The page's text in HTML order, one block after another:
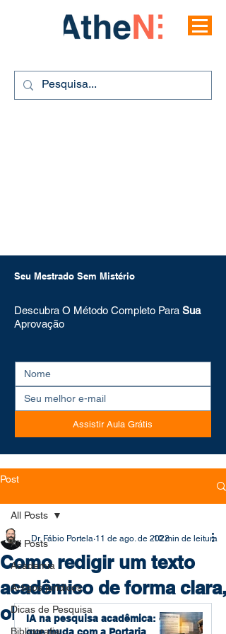
Seu Mestrado Sem Mistério
Descubra O Método Completo Para Sua
Aprovação
Assistir Aula Grátis
Post
All Posts
Academia
Artigos jurídicos
Dicas de Pesquisa
Bibliografia
All Posts
Como redigir um texto
acadêmico de forma clara,
objetiva e persuasiva
Dr. Fábio Portela 11 de ago. de 202210 min de leitura
IA na pesquisa acadêmica: o